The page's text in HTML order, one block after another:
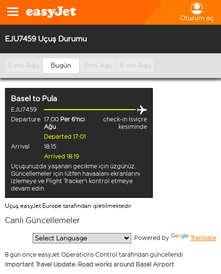
Oturum aç
EJU7459 Uçuş Durumu
5'inci Ağu Bugün 7'nci Ağu 8'inci Ağu
Basel to Pula
EJU7459
Departure 17:00 Per 6'ncı
Ağu
check-in İsviçre
kesiminde
Departed 17:01
Arrival
18:15
Arrived 18:19
Uçuşunuzda yaşanan gecikme için üzgünüz.
Güncellemeler için lütfen havaalanı ekranlarını
izlemeye ve Flight Tracker'ı kontrol etmeye
devam edin.
Uçuş easyJet Europe tarafından işletilmektedir
Canlı Güncellemeler
Powered by Translate
8 gün önce easyJet Operations Control tarafından güncellendi
Important Travel Update: Road works around Basel Airport